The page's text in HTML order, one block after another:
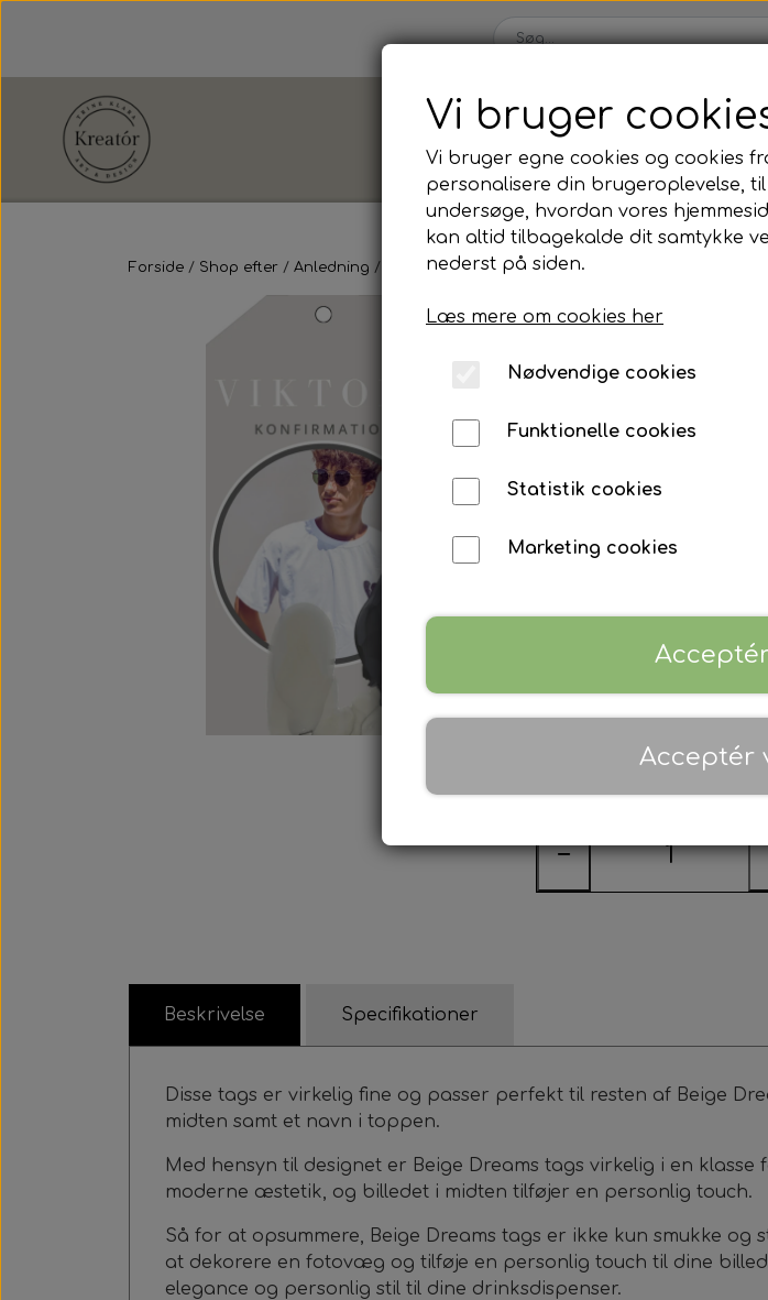
Forside Shop efter Anledning Konfirmation Beige Dream
Tags -
249,95 kr.
Disse tags er ikke kun
dekorere en fotovæg og
fantastisk det vil se ud
Det vil virkelig skabe
Disse tags er også
dine egne personlige
ekstra detalje af
nedenfor og du kan
til info@kreator-design.dk
Læs mere
−
Beskrivelse Specifikationer
Disse tags er virkelig fine og passer perfekt til resten af Beige
midten samt et navn i toppen.
Med hensyn til designet er Beige Dreams tags virkelig i en
moderne æstetik, og billedet i midten tilføjer en personlig touch.
Så for at opsummere, Beige Dreams tags er ikke kun smukke
at dekorere en fotovæg og tilføje en personlig touch til dine
elegance og personlig stil til dine drinksdispenser.
Vi bruger
Vi bruger egne cookies og cookies
personalisere din brugeroplevelse,
undersøge, hvordan vores
kan altid tilbagekalde dit samtykke
nederst på siden.
Læs mere om cookies her
Nødvendige cookies
Funktionelle cookies
Statistik cookies
Marketing cookies
Acceptér